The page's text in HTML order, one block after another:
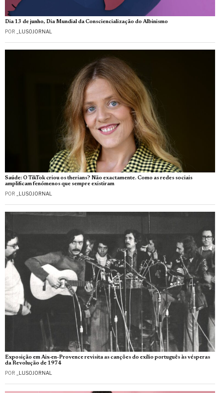
Dia 13 de junho, Dia Mundial da Consciencialização do Albinismo
POR _LUSOJORNAL
Saúde: O TikTok criou os therians? Não exactamente. Como as redes sociais
amplificam fenómenos que sempre existiram
POR _LUSOJORNAL
Exposição em Aix-en-Provence revisita as canções do exílio português às vésperas
da Revolução de 1974
POR _LUSOJORNAL